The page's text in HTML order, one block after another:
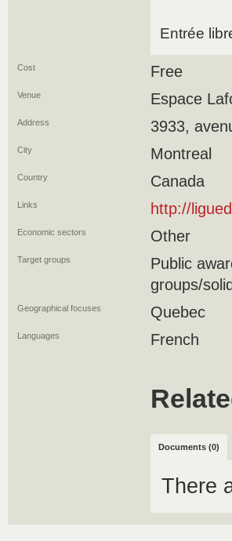
Entrée
Cost Free
Venue Espace
Address 3933,
City Montreal
Country Canada
Links http://
Economic sectors Other
Target groups
Public
groups/
Geographical focuses Quebec
Languages French
Documents (0)
There